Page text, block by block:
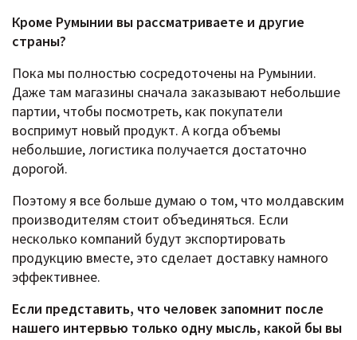
Кроме Румынии вы рассматриваете и другие
страны?
Пока мы полностью сосредоточены на Румынии.
Даже там магазины сначала заказывают небольшие
партии, чтобы посмотреть, как покупатели
воспримут новый продукт. А когда объемы
небольшие, логистика получается достаточно
дорогой.
Поэтому я все больше думаю о том, что молдавским
производителям стоит объединяться. Если
несколько компаний будут экспортировать
продукцию вместе, это сделает доставку намного
эффективнее.
Если представить, что человек запомнит после
нашего интервью только одну мысль, какой бы вы